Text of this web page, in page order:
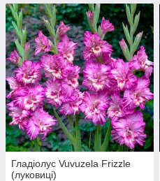
Гладіолус Vuvuzela Frizzle
(луковиці)